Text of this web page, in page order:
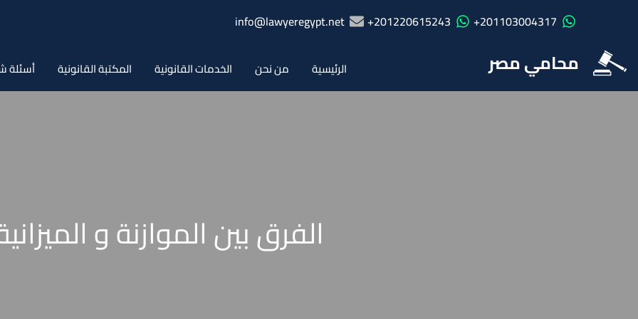
201103004317+
201220615243+
info@lawyeregypt.net
محامي مصر الرئيسية من نحن الخدمات القانونية المكتبة القانونية أسئلة
الفرق بين الموازنة و